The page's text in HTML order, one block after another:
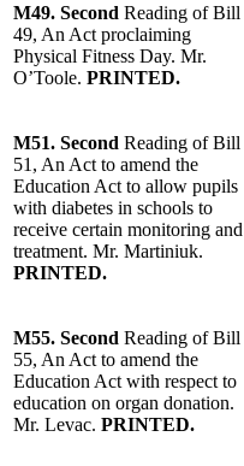
M49. Second Reading of Bill
49, An Act proclaiming
Physical Fitness Day. Mr.
O’Toole. PRINTED.
M51. Second Reading of Bill
51, An Act to amend the
Education Act to allow pupils
with diabetes in schools to
receive certain monitoring and
treatment. Mr. Martiniuk.
PRINTED.
M55. Second Reading of Bill
55, An Act to amend the
Education Act with respect to
education on organ donation.
Mr. Levac. PRINTED.